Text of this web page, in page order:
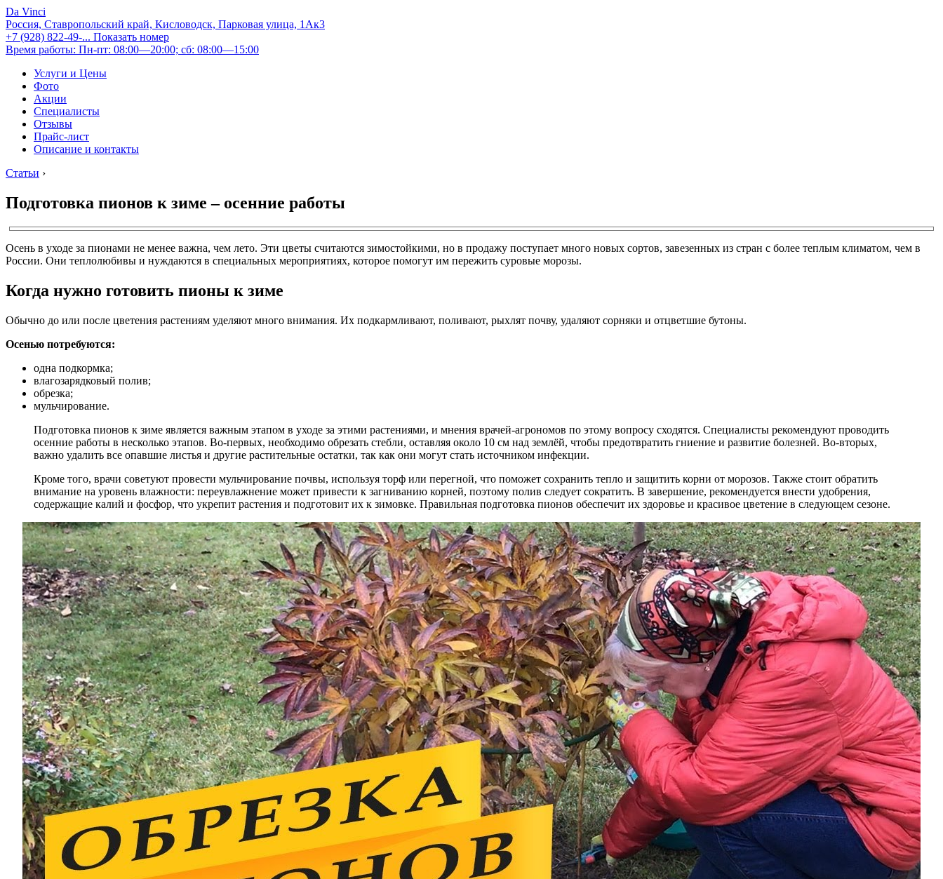
Da Vinci
Россия, Ставропольский край, Кисловодск, Парковая улица, 1Ак3
+7 (928) 822-49-... Показать номер
Время работы: Пн-пт: 08:00—20:00; сб: 08:00—15:00
Услуги и Цены
Фото
Акции
Специалисты
Отзывы
Прайс-лист
Описание и контакты
Статьи ›
Подготовка пионов к зиме – осенние работы
Осень в уходе за пионами не менее важна, чем лето. Эти цветы считаются зимостойкими, но в продажу поступает много новых сортов, завезенных из стран с более теплым климатом, чем в
России. Они теплолюбивы и нуждаются в специальных мероприятиях, которое помогут им пережить суровые морозы.
Когда нужно готовить пионы к зиме
Обычно до или после цветения растениям уделяют много внимания. Их подкармливают, поливают, рыхлят почву, удаляют сорняки и отцветшие бутоны.
Осенью потребуются:
одна подкормка;
влагозарядковый полив;
обрезка;
мульчирование.
Подготовка пионов к зиме является важным этапом в уходе за этими растениями, и мнения врачей-агрономов по этому вопросу сходятся. Специалисты рекомендуют проводить
осенние работы в несколько этапов. Во-первых, необходимо обрезать стебли, оставляя около 10 см над землёй, чтобы предотвратить гниение и развитие болезней. Во-вторых,
важно удалить все опавшие листья и другие растительные остатки, так как они могут стать источником инфекции.
Кроме того, врачи советуют провести мульчирование почвы, используя торф или перегной, что поможет сохранить тепло и защитить корни от морозов. Также стоит обратить
внимание на уровень влажности: переувлажнение может привести к загниванию корней, поэтому полив следует сократить. В завершение, рекомендуется внести удобрения,
содержащие калий и фосфор, что укрепит растения и подготовит их к зимовке. Правильная подготовка пионов обеспечит их здоровье и красивое цветение в следующем сезоне.